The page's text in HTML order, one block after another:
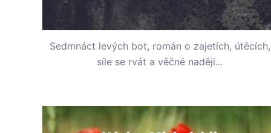
Sedmnáct levých bot, román o zajetích, útěcích,
síle se rvát a věčné naději...